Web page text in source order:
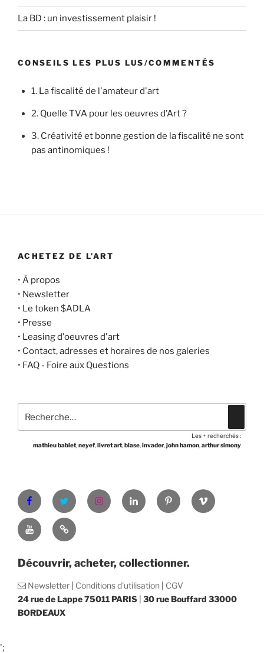
La BD : un investissement plaisir !
CONSEILS LES PLUS LUS/COMMENTÉS
1. La fiscalité de l'amateur d'art
2. Quelle TVA pour les oeuvres d’Art ?
3. Créativité et bonne gestion de la fiscalité ne sont
pas antinomiques !
ACHETEZ DE L’ART
• À propos
• Newsletter
• Le token $ADLA
• Presse
• Leasing d'oeuvres d'art
• Contact, adresses et horaires de nos galeries
• FAQ - Foire aux Questions
pour
Les + recherchés :
mathieu bablet, neyef livret art, blase invader, john hamon arthur simony
FacebookTwitter InstagramLinkedInPinterestVimeo
YoutubeShop
Découvrir, acheter, collectionner.
Abonnement
Newsletter
Newsletter Conditions d'utilisation
CGV
24 rue de Lappe 75011 PARIS 30 rue Bouffard 33000
BORDEAUX
';